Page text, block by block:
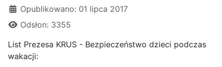
Szczegóły
Opublikowano: 01 lipca 2017
Odsłon: 3355
List Prezesa KRUS - Bezpieczeństwo dzieci podczas
wakacji: